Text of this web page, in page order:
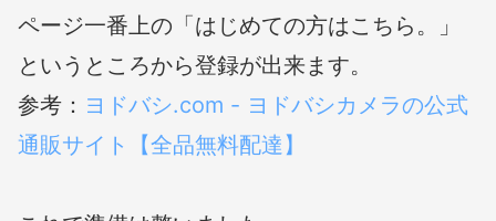
ページ一番上の「はじめての方はこちら。」
というところから登録が出来ます。
参考： ヨドバシ.com - ヨドバシカメラの公式
通販サイト【全品無料配達】